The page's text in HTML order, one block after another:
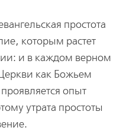
простота
которым растет
и в каждом верном
как Божьем
опыт
утрата простоты